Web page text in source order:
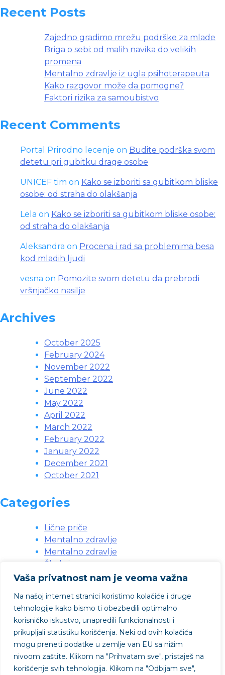
Vaša privatnost nam je veoma važna
Na našoj internet stranici koristimo kolačiće i druge
tehnologije kako bismo ti obezbedili optimalno
korisničko iskustvo, unapredili funkcionalnosti i
prikupljali statistiku korišćenja. Neki od ovih kolačića
mogu preneti podatke u zemlje van EU sa nižim
nivoom zaštite. Klikom na "Prihvatam sve", pristaješ na
korišćenje svih tehnologija. Klikom na "Odbijam sve",
Recent Posts
Zajedno gradimo mrežu podrške za mlade
Briga o sebi: od malih navika do velikih
promena
Mentalno zdravlje iz ugla psihoterapeuta
Kako razgovor može da pomogne?
Faktori rizika za samoubistvo
Recent Comments
Portal Prirodno lecenje on Budite podrška svom
detetu pri gubitku drage osobe
UNICEF tim on Kako se izboriti sa gubitkom bliske
osobe: od straha do olakšanja
Lela on Kako se izboriti sa gubitkom bliske osobe:
od straha do olakšanja
Aleksandra on Procena i rad sa problemima besa
kod mladih ljudi
vesna on Pomozite svom detetu da prebrodi
vršnjačko nasilje
Archives
October 2025
February 2024
November 2022
September 2022
June 2022
May 2022
April 2022
March 2022
February 2022
January 2022
December 2021
October 2021
Categories
Lične priče
Mentalno zdravlje
Mentalno zdravlje
Škola i posao
Svakodnevne situacije
Vebinari
Zdravlje
Životni problemi
Projekat podržao